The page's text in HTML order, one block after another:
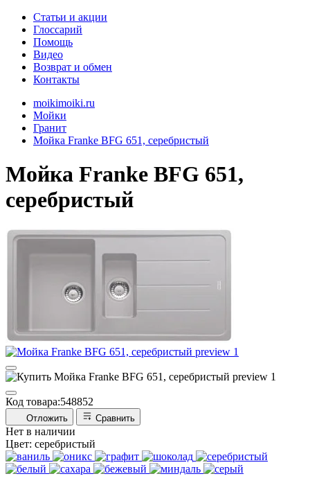
Статьи и акции
Глоссарий
Помощь
Видео
Возврат и обмен
Контакты
moikimoiki.ru
Мойки
Гранит
Мойка Franke BFG 651, серебристый
Мойка Franke BFG 651,
серебристый
Код товара:548852
Отложить Сравнить
Нет в наличии
Цвет: серебристый